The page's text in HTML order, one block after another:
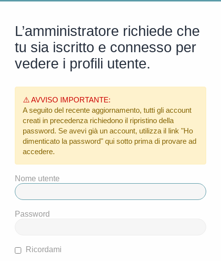
L’amministratore richiede che
tu sia iscritto e connesso per
vedere i profili utente.
⚠️ AVVISO IMPORTANTE:
A seguito del recente aggiornamento, tutti gli account
creati in precedenza richiedono il ripristino della
password. Se avevi già un account, utilizza il link "Ho
dimenticato la password" qui sotto prima di provare ad
accedere.
Nome utente
Password
Ricordami